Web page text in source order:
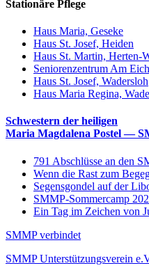
Stationäre Pflege
Haus Maria, Geseke
Haus St. Josef, Heiden
Haus St. Martin, Herten-
Seniorenzentrum Am
Haus St. Josef, Wadersloh
Haus Maria Regina,
Schwestern der heiligen
Maria Magdalena Postel —
791 Abschlüsse an den
Wenn die Rast zum
Segensgondel auf der
SMMP-Sommercamp
Ein Tag im Zeichen von
SMMP verbindet
SMMP Unterstützungsverein